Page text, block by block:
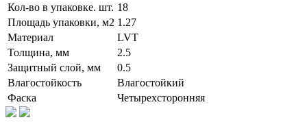
Кол-во в упаковке. шт. 18
Площадь упаковки, м2 1.27
Материал
LVT
Толщина, мм
2.5
Защитный слой, мм
0.5
Влагостойкость
Влагостойкий
Фаска
Четырехсторонняя